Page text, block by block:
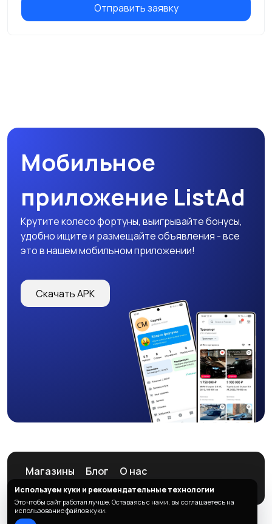
Отправить заявку
Мобильное
приложение ListAd
Крутите колесо фортуны, выигрывайте бонусы,
удобно ищите и размещайте объявления - все
это в нашем мобильном приложении!
Скачать APK
Магазины Блог
О нас
Служба поддержки
Используем куки и рекомендательные технологии
Это чтобы сайт работал лучше. Оставаясь с нами, вы соглашаетесь на
использование файлов куки.